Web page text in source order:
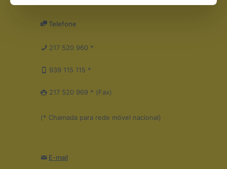
Telefone
217 520 960 *
939 115 115 *
217 520 969 * (Fax)
(* Chamada para rede móvel nacional)
E-mail